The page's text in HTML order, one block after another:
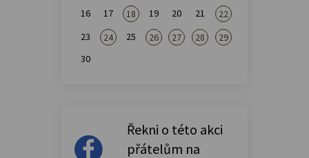
16 17 18 19 20 21
22
23
24 25 26 27 28
29
30
Řekni o této akci
přátelům na